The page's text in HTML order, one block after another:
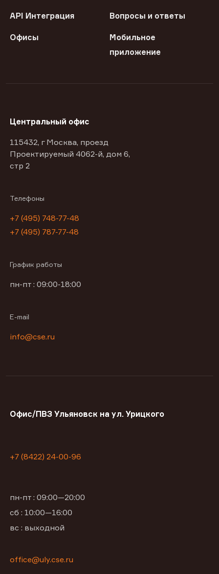
API Интеграция Вопросы и ответы
Офисы
Мобильное
приложение
Центральный офис
115432, г Москва, проезд
Проектируемый 4062-й, дом 6,
стр 2
Телефоны
+7 (495) 748-77-48
+7 (495) 787-77-48
График работы
пн-пт : 09:00-18:00
E-mail
info@cse.ru
Офис/ПВЗ Ульяновск на ул. Урицкого
+7 (8422) 24-00-96
пн-пт : 09:00—20:00
сб : 10:00—16:00
вс : выходной
office@uly.cse.ru